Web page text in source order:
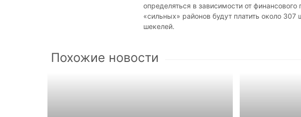
определяться в зависимости от
«сильных» районов будут платить около 307
шекелей.
Похожие новости